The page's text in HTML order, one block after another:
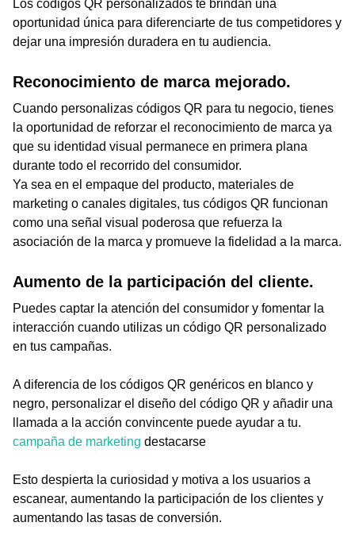
Los códigos QR personalizados te brindan una
oportunidad única para diferenciarte de tus competidores y
dejar una impresión duradera en tu audiencia.
Reconocimiento de marca mejorado.
Cuando personalizas códigos QR para tu negocio, tienes
la oportunidad de reforzar el reconocimiento de marca ya
que su identidad visual permanece en primera plana
durante todo el recorrido del consumidor.
Ya sea en el empaque del producto, materiales de
marketing o canales digitales, tus códigos QR funcionan
como una señal visual poderosa que refuerza la
asociación de la marca y promueve la fidelidad a la marca.
Aumento de la participación del cliente.
Puedes captar la atención del consumidor y fomentar la
interacción cuando utilizas un código QR personalizado
en tus campañas.
A diferencia de los códigos QR genéricos en blanco y
negro, personalizar el diseño del código QR y añadir una
llamada a la acción convincente puede ayudar a tu.
campaña de marketing destacarse
Esto despierta la curiosidad y motiva a los usuarios a
escanear, aumentando la participación de los clientes y
aumentando las tasas de conversión.